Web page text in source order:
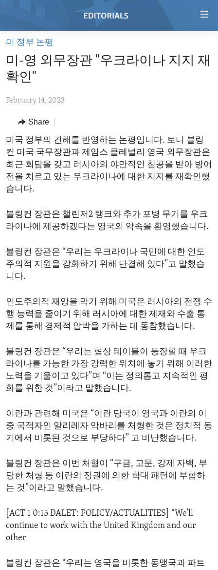
Skip
main
content
to
Navigation
Skip
Search
HOME
VIDEO
REGIONS
AFRICA
AMERICAS
ASIA
EUROPE
MIDDLE EAST
TOPICS
HUMAN RIGHTS
SECURITY AND DEFENSE
AID AND DEVELOPMENT
DEMOCRACY AND GOVERNANCE
ECONOMY AND TRADE
ENVIRONMENT AND HEALTH
IDEALS AND INSTITUTIONS
ARCHIVE
ABOUT US
FOLLOW US
미 정부 논평
미-영 외무장관 "우크라이나 지지 재
확인"
February 14, 2023
Share
미국 정부의 견해를 반영하는 논평입니다. 토니 블링
컨 미국 국무장관과 제임스 클레벌리 영국 외무장관은
최근 회담을 갖고 러시아의 야만적인 침공을 받아 방어
전을 치르고 있는 우크라이나에 대한 지지를 재확인했
습니다.
블링컨 장관은 챌린저2 탱크와 추가 포병 무기를 우크
라이나에 제공하겠다는 영국의 약속을 환영했습니다.
블링컨 장관은 “우리는 우크라이나 국민에 대한 인도
주의적 지원을 강화하기 위해 단결해 있다”고 말했습
니다.
인도주의적 재앙을 막기 위해 미국은 러시아의 전쟁 수
행 능력을 줄이기 위해 러시아에 대한 제재와 수출 통
제를 통해 경제적 압박을 가하는 데 동참했습니다.
블링컨 장관은 “우리는 협상 테이블이 등장할 때 우크
라이나를 가능한 가장 강력한 위치에 놓기 위해 이러한
노력을 기울이고 있다”며 “이는 정의롭고 지속적인 평
화를 위한 것”이라고 말했습니다.
이란과 관련해 미국은 “이란 당국이 영국과 이란의 이
중 국적자인 알리레자 악바리를 처형한 것은 정치적 동
기에서 비롯된 것으로 부당하다” 고 비난했습니다.
블링컨 장관은 이번 처형이 “구금, 고문, 강제 자백, 부
당한 처형 등 이란의 정권에 의한 학대 패턴에 부합하
는 것”이라고 말했습니다.
[ACT 1 0:15 DALET: POLICY/ACTUALITIES] “We’ll
continue to work with the United Kingdom and our
other
블링컨 장관은 “우리는 영국을 비롯한 동맹국과 파트